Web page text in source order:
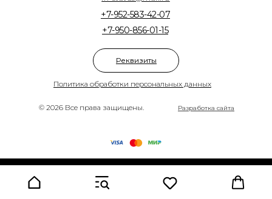
© 2026 Все права защищены.
Политика обработки персональных данных
+7-950-856-01-15
+7-952-583-42-07
Разработка сайта
Реквизиты
Made on Tilda